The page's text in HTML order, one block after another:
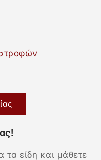
είδη και μάθετε